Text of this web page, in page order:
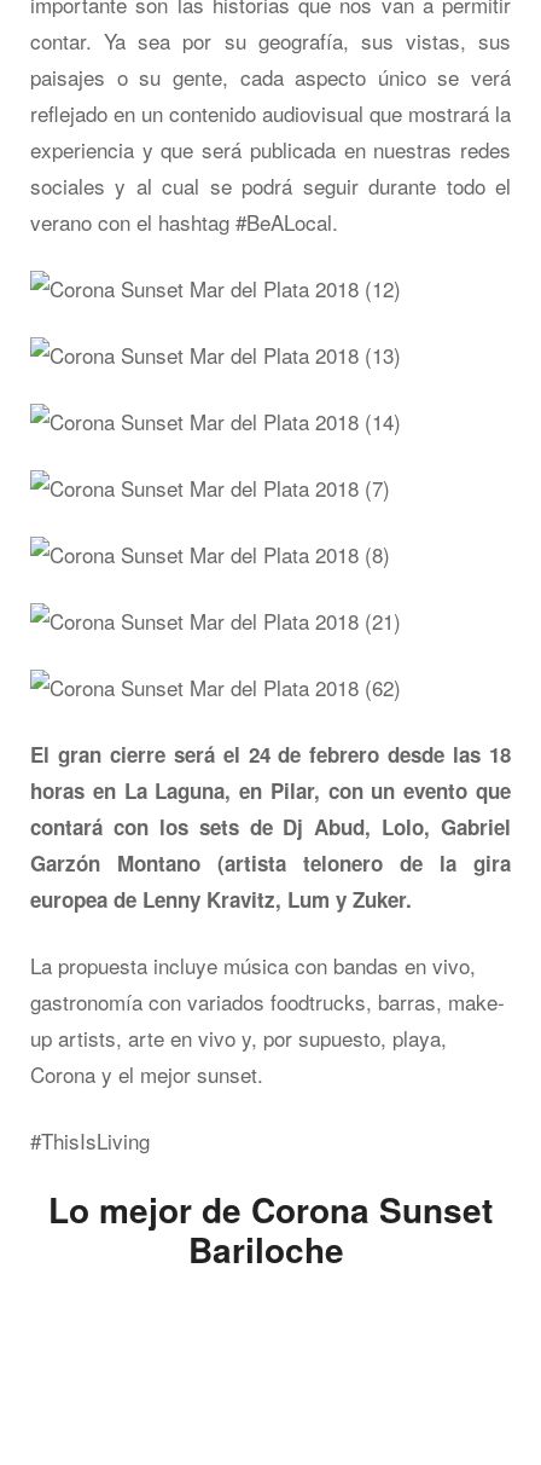
contar. Ya sea por su geografía, sus vistas, sus
paisajes o su gente, cada aspecto único se verá
reflejado en un contenido audiovisual que mostrará la
experiencia y que será publicada en nuestras redes
sociales y al cual se podrá seguir durante todo el
verano con el hashtag #BeALocal.
El gran cierre será el 24 de febrero desde las 18
horas en La Laguna, en Pilar, con un evento que
contará con los sets de Dj Abud, Lolo, Gabriel
Garzón Montano (artista telonero de la gira
europea de Lenny Kravitz, Lum y Zuker.
La propuesta incluye música con bandas en vivo,
gastronomía con variados foodtrucks, barras, make-
up artists, arte en vivo y, por supuesto, playa,
Corona y el mejor sunset.
#ThisIsLiving
Lo mejor de Corona Sunset
Bariloche